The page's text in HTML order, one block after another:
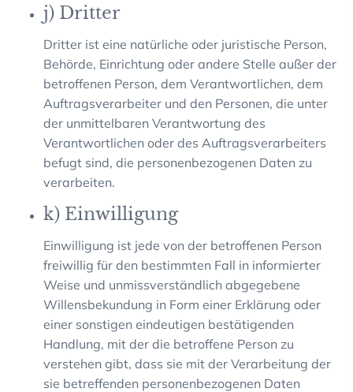
j) Dritter
Dritter ist eine natürliche oder juristische Person,
Behörde, Einrichtung oder andere Stelle außer der
betroffenen Person, dem Verantwortlichen, dem
Auftragsverarbeiter und den Personen, die unter
der unmittelbaren Verantwortung des
Verantwortlichen oder des Auftragsverarbeiters
befugt sind, die personenbezogenen Daten zu
verarbeiten.
k) Einwilligung
Einwilligung ist jede von der betroffenen Person
freiwillig für den bestimmten Fall in informierter
Weise und unmissverständlich abgegebene
Willensbekundung in Form einer Erklärung oder
einer sonstigen eindeutigen bestätigenden
Handlung, mit der die betroffene Person zu
verstehen gibt, dass sie mit der Verarbeitung der
sie betreffenden personenbezogenen Daten